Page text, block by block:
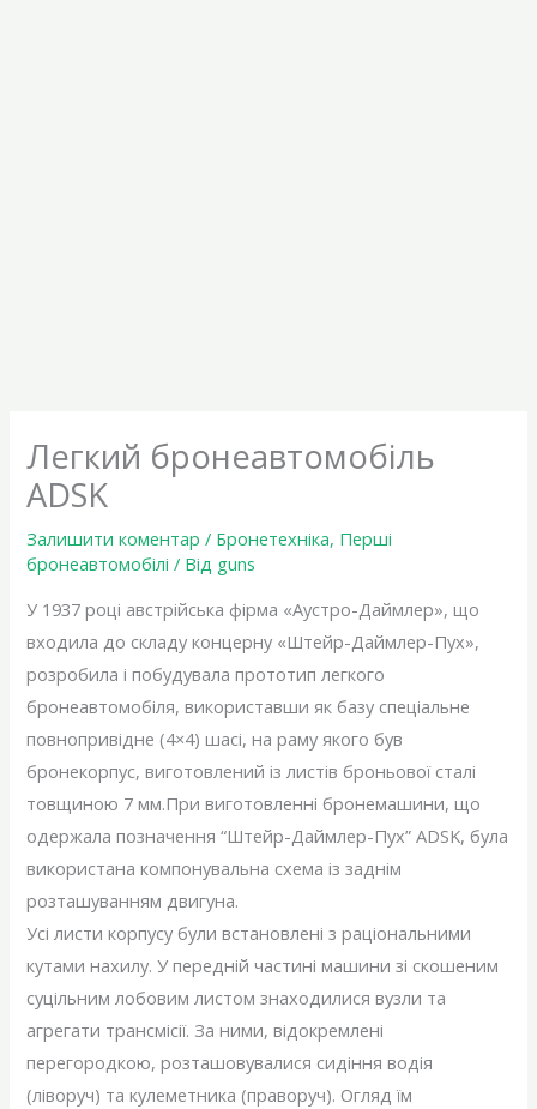
Легкий бронеавтомобіль
ADSK
Залишити коментар / Бронетехніка, Перші
бронеавтомобілі / Від guns
У 1937 році австрійська фірма «Аустро-Даймлер», що
входила до складу концерну «Штейр-Даймлер-Пух»,
розробила і побудувала прототип легкого
бронеавтомобіля, використавши як базу спеціальне
повнопривідне (4×4) шасі, на раму якого був
бронекорпус, виготовлений із листів броньової сталі
товщиною 7 мм.При виготовленні бронемашини, що
одержала позначення “Штейр-Даймлер-Пух” ADSK, була
використана компонувальна схема із заднім
розташуванням двигуна.
Усі листи корпусу були встановлені з раціональними
кутами нахилу. У передній частині машини зі скошеним
суцільним лобовим листом знаходилися вузли та
агрегати трансмісії. За ними, відокремлені
перегородкою, розташовувалися сидіння водія
(ліворуч) та кулеметника (праворуч). Огляд їм